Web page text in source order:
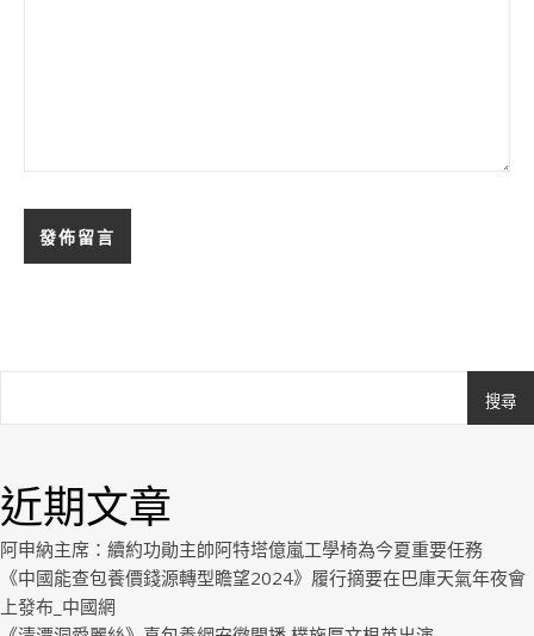
搜尋
近期文章
阿申納主席：續約功勛主帥阿特塔億嵐工學椅為今夏重要任務
《中國能查包養價錢源轉型瞻望2024》履行摘要在巴庫天氣年夜會
上發布_中國網
Royal.